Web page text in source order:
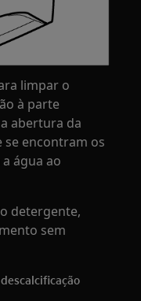
limpar o
à parte
abertura da
se encontram os
água ao
detergente,
sem